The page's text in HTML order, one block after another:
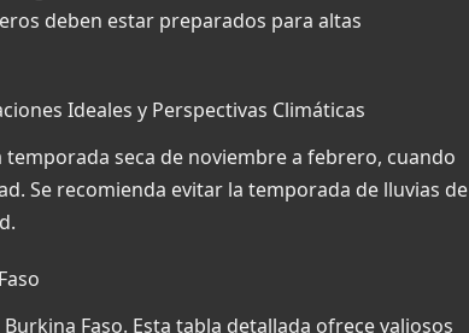
deben estar preparados para altas
Ideales y Perspectivas Climáticas
seca de noviembre a febrero, cuando
Se recomienda evitar la temporada de lluvias de
Faso. Esta tabla detallada ofrece valiosos